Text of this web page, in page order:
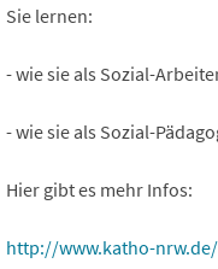
Sie lernen:
- wie sie als Sozial-
- wie sie als Sozial-
Hier gibt es mehr Infos:
http://www.katho-nrw.de/